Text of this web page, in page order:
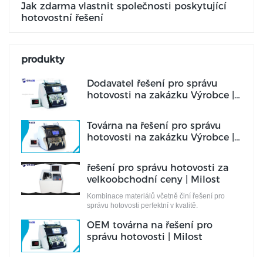
Jak zdarma vlastnit společnosti poskytující
hotovostní řešení
produkty
Dodavatel řešení pro správu
hotovosti na zakázku Výrobce |
Továrna na řešení pro správu
hotovosti na zakázku Výrobce |
řešení pro správu hotovosti za
velkoobchodní ceny | Milost
Kombinace materiálů včetně činí řešení pro
správu hotovosti perfektní v kvalitě.
OEM továrna na řešení pro
správu hotovosti | Milost